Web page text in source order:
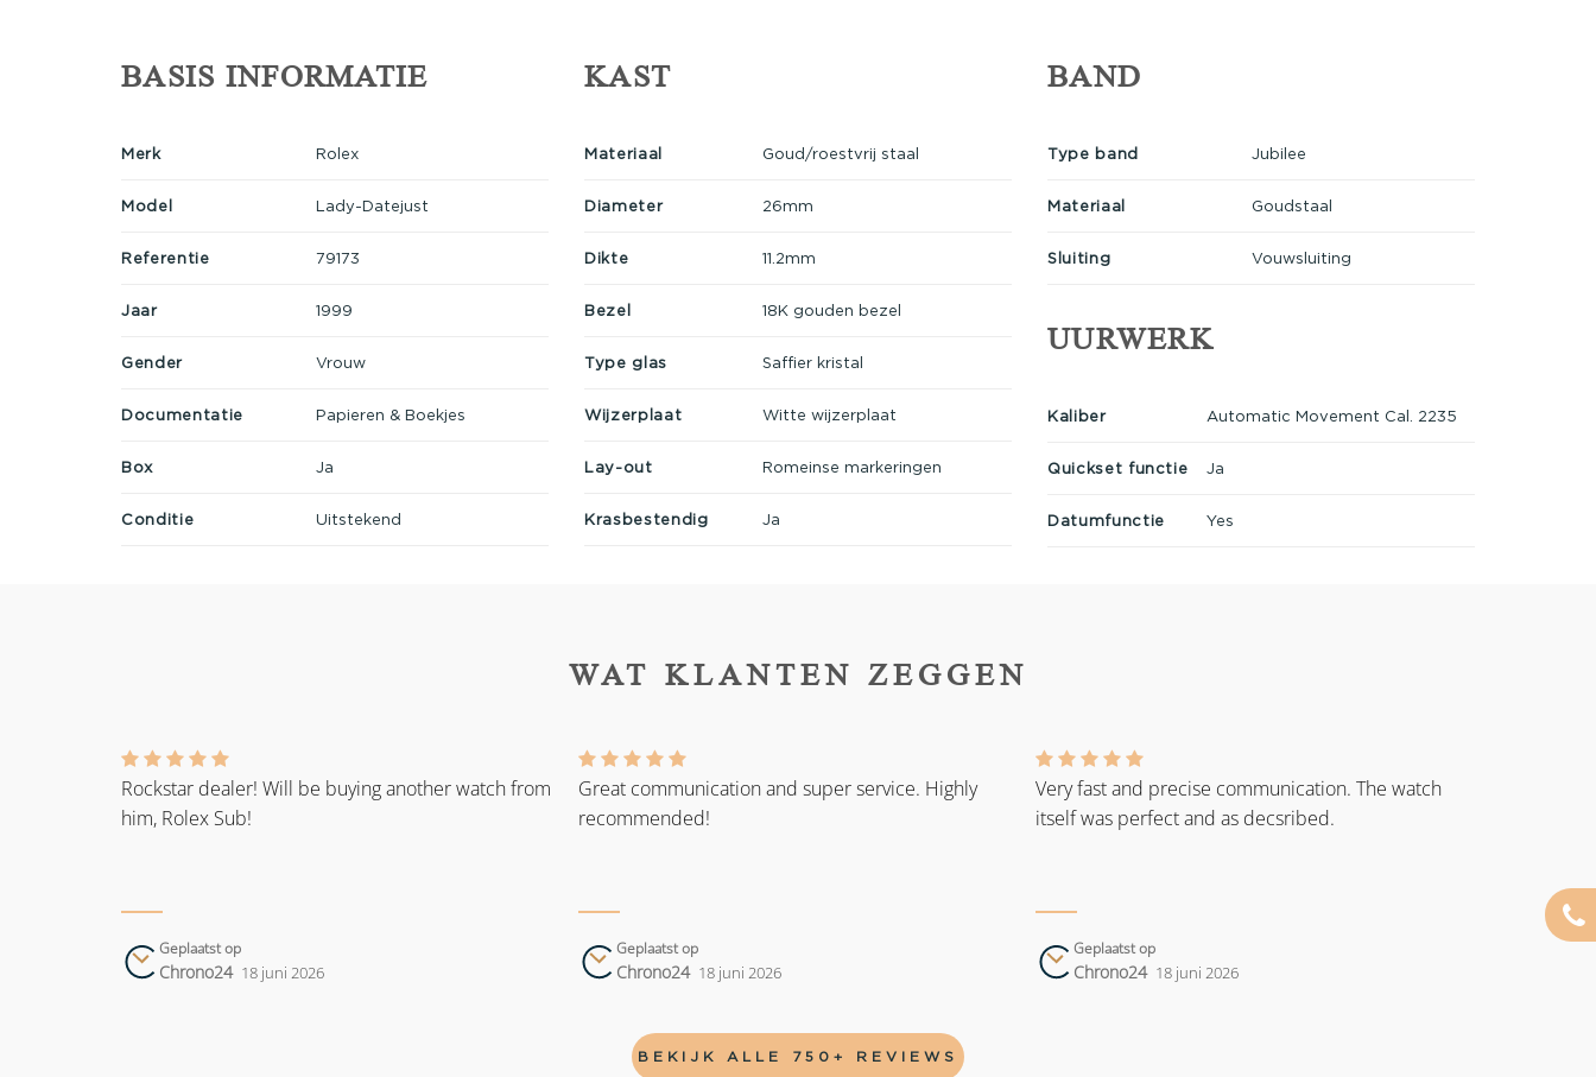
BASIS INFORMATIE
Merk Rolex
Model Lady-Datejust
Referentie 79173
Jaar 1999
Gender Vrouw
Documentatie Papieren & Boekjes
Box Ja
Conditie Uitstekend
KAST
Materiaal Goud/roestvrij staal
Diameter 26mm
Dikte 11.2mm
Bezel 18K gouden bezel
Type glas Saffier kristal
Wijzerplaat Witte wijzerplaat
Lay-out Romeinse markeringen
Krasbestendig Ja
BAND
Type band Jubilee
Materiaal Goudstaal
Sluiting Vouwsluiting
UURWERK
Kaliber Automatic Movement Cal. 2235
Quickset functie Ja
Datumfunctie Yes
WAT KLANTEN ZEGGEN
Rockstar dealer! Will be buying another watch from
him, Rolex Sub!
Geplaatst op
Chrono24 18 juni 2026
Great communication and super service. Highly
recommended!
Geplaatst op
Chrono24 18 juni 2026
Very fast and precise communication. The watch
itself was perfect and as decsribed.
Geplaatst op
Chrono24 18 juni 2026
BEKIJK ALLE 750+ REVIEWS